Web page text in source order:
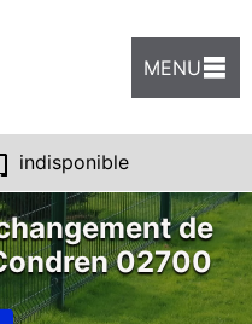
MENU
indisponible
de
02700